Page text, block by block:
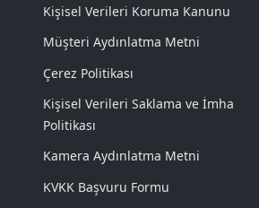
Kişisel Verileri Koruma Kanunu
Müşteri Aydınlatma Metni
Çerez Politikası
Kişisel Verileri Saklama ve İmha
Politikası
Kamera Aydınlatma Metni
KVKK Başvuru Formu